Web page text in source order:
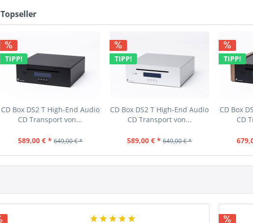
Topseller
TIPP!
CD Box DS2 T High-End Audio
CD Transport von...
589,00 € * 649,00 € *
TIPP!
CD Box DS2 T High-End Audio
CD Transport von...
589,00 € * 649,00 € *
TIPP!
CD Box
CD